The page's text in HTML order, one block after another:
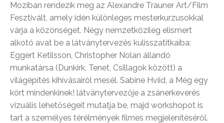
Moziban rendezik meg az Alexandre Trauner Art/Film
Fesztivált, amely idén különleges mesterkurzusokkal
várja a közönséget. Négy nemzetközileg elismert
alkotó avat be a látványtervezés kulisszatitkaiba:
Eggert Ketilsson, Christopher Nolan állandó
munkatársa (Dunkirk, Tenet, Csillagok között) a
világépítés kihívásairól mesél. Sabine Hviid, a Még egy
kört mindenkinek! látványtervezője a zsánerkeverés
vizuális lehetőségeit mutatja be, majd workshopot is
tart a személyes térélmények filmes megjelenítéséről.